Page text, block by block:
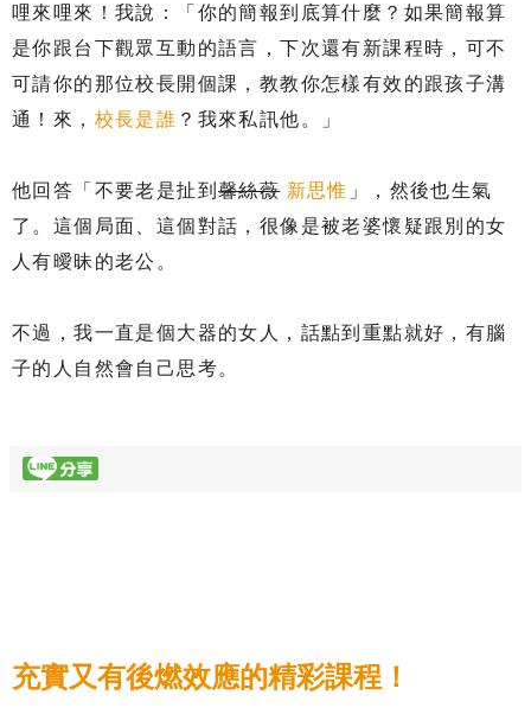
哩來哩來！我說：「你的簡報到底算什麼？如果簡報算
是你跟台下觀眾互動的語言，下次還有新課程時，可不
可請你的那位校長開個課，教教你怎樣有效的跟孩子溝
通！來， 校長是誰 ？我來私訊他。」
他回答「不要老是扯到 馨絲薇 新思惟 」，然後也生氣
了。這個局面、這個對話，很像是被老婆懷疑跟別的女
人有曖昧的老公。
不過，我一直是個大器的女人，話點到重點就好，有腦
子的人自然會自己思考。
充實又有後燃效應的精彩課程！